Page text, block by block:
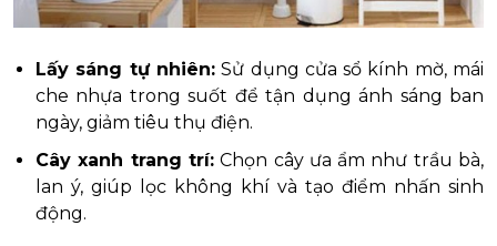
Lấy sáng tự nhiên:Sử dụng cửa sổ kính mờ, mái
che nhựa trong suốt để tận dụng ánh sáng ban
ngày, giảm tiêu thụ điện.
Cây xanh trang trí:Chọn cây ưa ẩm như trầu bà,
lan ý, giúp lọc không khí và tạo điểm nhấn sinh
động.